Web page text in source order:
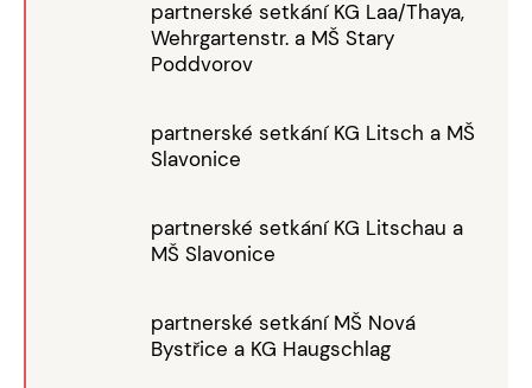
partnerské setkání KG Laa/Thaya,
Wehrgartenstr. a MŠ Stary
Poddvorov
partnerské setkání KG Litsch a MŠ
Slavonice
partnerské setkání KG Litschau a
MŠ Slavonice
partnerské setkání MŠ Nová
Bystřice a KG Haugschlag